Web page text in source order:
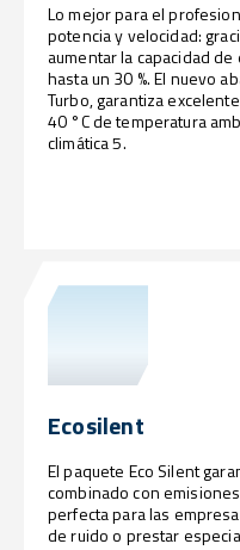
Lo mejor para el
potencia y velocidad:
aumentar la capacidad
hasta un 30 %. El nuevo
Turbo, garantiza
40 °C de temperatura
climática 5.
Ecosilent
El paquete Eco Silent
combinado con
perfecta para las
de ruido o prestar